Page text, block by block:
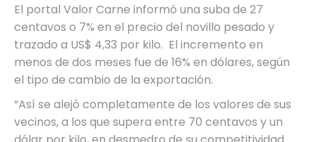
El portal Valor Carne informó una suba de 27
centavos o 7% en el precio del novillo pesado y
trazado a US$ 4,33 por kilo. El incremento en
menos de dos meses fue de 16% en dólares, según
el tipo de cambio de la exportación.
“Así se alejó completamente de los valores de sus
vecinos, a los que supera entre 70 centavos y un